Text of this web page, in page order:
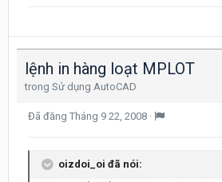
lệnh in hàng loạt MPLOT
trong Sử dụng AutoCAD
Đã đăng Tháng 9 22, 2008 ·
oizdoi_oi đã nói: